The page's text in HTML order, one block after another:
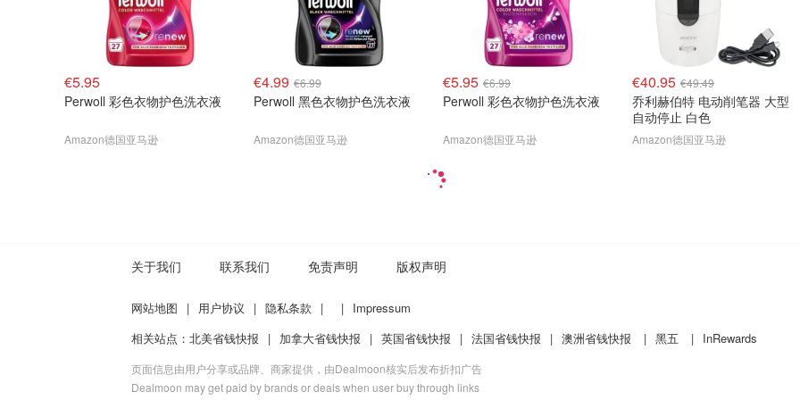
€5.95
Perwoll 彩色衣物护色洗衣液
Amazon德国亚马逊
€4.99 €6.99
Perwoll 黑色衣物护色洗衣液
Amazon德国亚马逊
€5.95 €6.99
Perwoll 彩色衣物护色洗衣液
Amazon德国亚马逊
€40.95 €49.49
乔利赫伯特 电动削笔器 大型
自动停止 白色
Amazon德国亚马逊
关于我们 联系我们 免责声明 版权声明
网站地图 | 用户协议 | 隐私条款 | | Impressum
相关站点： 北美省钱快报 | 加拿大省钱快报 | 英国省钱快报 | 法国省钱快报 | 澳洲省钱快报 | 黑五 | InRewards
页面信息由用户分享或品牌、商家提供，由Dealmoon核实后发布折扣广告
Dealmoon may get paid by brands or deals when user buy through links